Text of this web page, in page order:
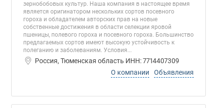
зернобобовых культур. Наша компания в настоящее время
является оригинатором нескольких сортов посевного
гороха и обладателем авторских прав на новые
собственные достижения в области селекции яровой
пшеницы, полевого гороха и посевного гороха. Большинство
предлагаемых сортов имеют высокую устойчивость к
полеганию и заболеваниям. Условия...
Россия, Тюменская область ИНН: 7714407309
О компании
Объявления